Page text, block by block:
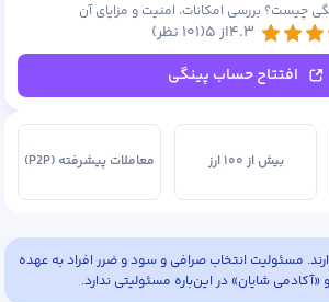
چیست؟ بررسی امکانات، امنیت و مزایای آن
۴.۳از ۵
(۱۰۱ نظر)
افتتاح حساب پینگی
بیش از ۱۰۰ ارز معاملات پیشرفته (P2P)
مسئولیت انتخاب صرافی و سود و ضرر افراد به عهده
شایان» در این‌باره مسئولیتی ندارد.